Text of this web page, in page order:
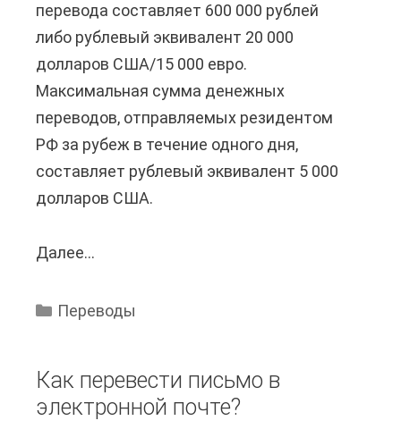
к
?
о
т
к
о
г
о
п
р
л
р
е
перевода составляет 600 000 рублей
либо рублевый эквивалент 20 000
долларов США/15 000 евро.
Максимальная сумма денежных
переводов, отправляемых резидентом
РФ за рубеж в течение одного дня,
составляет рублевый эквивалент 5 000
долларов США.
Далее...
к
с
у
Переводы
Как перевести письмо в
электронной почте?